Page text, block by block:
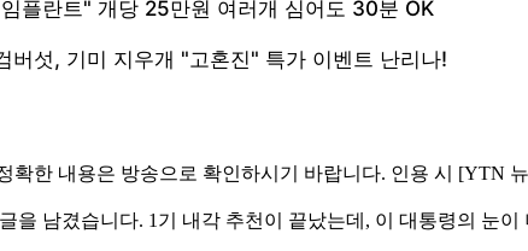
한 내용은 방송으로 확인하시기 바랍니다. 인용 시 [YTN
남겼습니다. 1기 내각 추천이 끝났는데, 이 대통령의 눈이